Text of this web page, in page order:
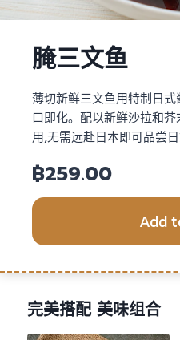
腌三文鱼
薄切新鲜三文鱼用特制日
口即化。配以新鲜沙拉和
用,无需远赴日本即可品尝日
฿259.00
Add
完美搭配 美味组合